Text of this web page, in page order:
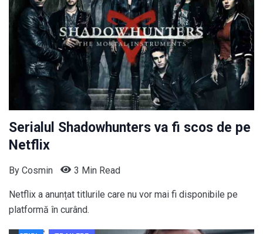
Serialul Shadowhunters va fi scos de pe
Netflix
By Cosmin 3 Min Read
Netflix a anunțat titlurile care nu vor mai fi disponibile pe
platformă în curând.